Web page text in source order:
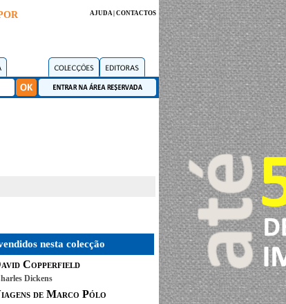
AJUDA| CONTACTOS
nesta colecção
Copperfield
Dickens
de Marco Pólo